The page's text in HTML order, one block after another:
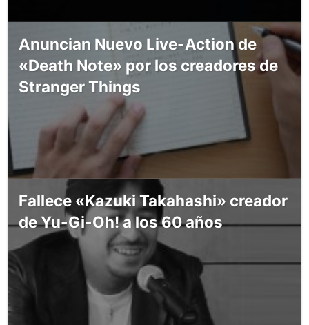
Anuncian Nuevo Live-Action de
«Death Note» por los creadores de
Stranger Things
Fallece «Kazuki Takahashi» creador
de Yu-Gi-Oh! a los 60 años